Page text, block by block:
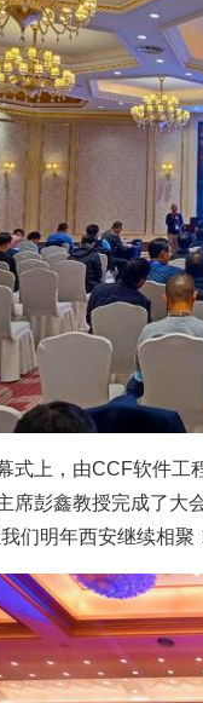
式上，由CCF软件工
席彭鑫教授完成了大
们明年西安继续相聚